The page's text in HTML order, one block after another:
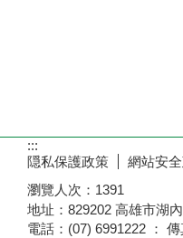
:::
隠私保護政策
網站安
瀏覽人次： 1391
地址：829202 高雄市湖
電話：(07) 6991222 ：